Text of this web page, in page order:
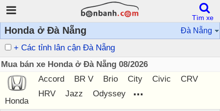
Honda ở Đà Nẵng Đà Nẵng
+ Các tỉnh lân cận Đà Nẵng
Mua bán xe Honda ở Đà Nẵng 08/2026
Honda
Accord BR V Brio City Civic
CRV
HRV
Jazz Odyssey ...
Tìm xe